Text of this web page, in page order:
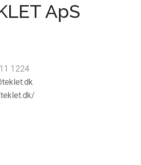
ApS
1224